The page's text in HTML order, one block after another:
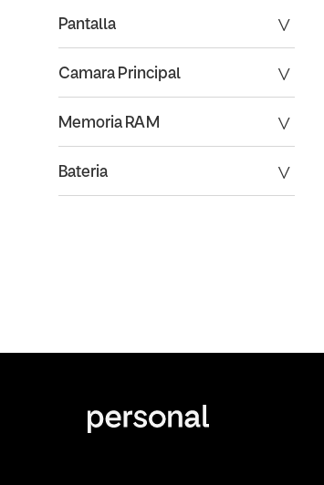
Pantalla
Camara Principal
Memoria RAM
Bateria